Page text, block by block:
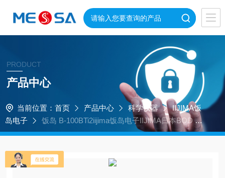
PRODUCT
产品中心
当前位置： 首页 产品中心 科学仪器
IIJIMA饭
岛电子
饭岛 B-100BTi2iijima饭岛电子IIJIMA日本BOD 测
量系统